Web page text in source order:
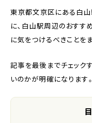
東京都文京区にある白山
に、白山駅周辺のおすす
に気をつけるべきことを
記事を最後までチェック
いのかが明確になります。